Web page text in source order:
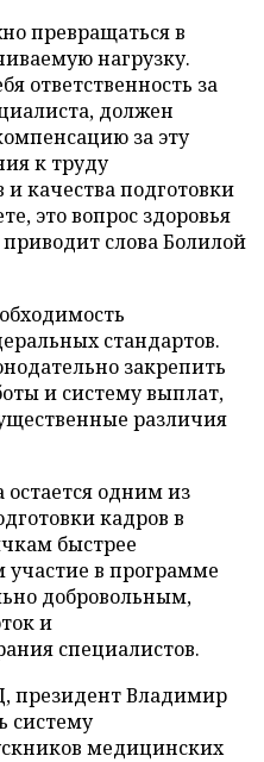
превращаться в
нагрузку.
ответственность за
должен
за эту
к труду
качества подготовки
это вопрос здоровья
слова Болилой
стандартов.
закрепить
и систему выплат,
различия
остается одним из
кадров в
быстрее
участие в программе
добровольным,
и
специалистов.
президент Владимир
систему
медицинских